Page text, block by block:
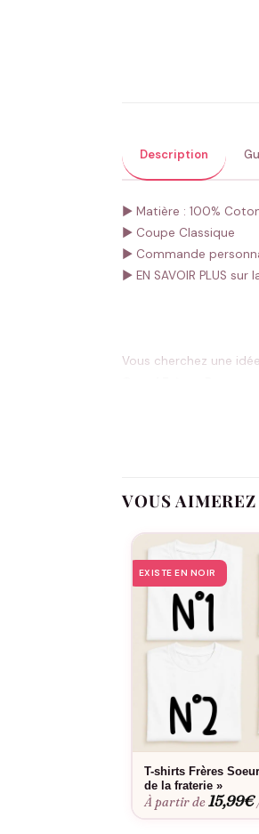
Description
► Matière : 100%
► Coupe Classique
► Commande
► EN SAVOIR PLUS sur
Vous cherchez une
Sur le devant,
hashtag de famille…
une conversation et
La force duBody
grands-parents,
VOUS
EXISTE EN NOIR
T-shirts Frères
de la fraterie »
À partir de15,99€